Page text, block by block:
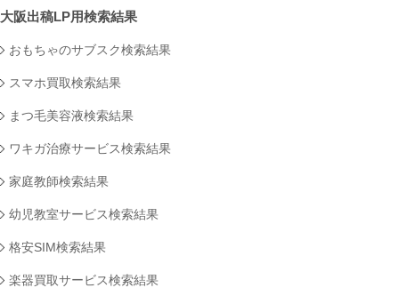
大阪出稿LP用検索結果
おもちゃのサブスク検索結果
スマホ買取検索結果
まつ毛美容液検索結果
ワキガ治療サービス検索結果
家庭教師検索結果
幼児教室サービス検索結果
格安SIM検索結果
楽器買取サービス検索結果